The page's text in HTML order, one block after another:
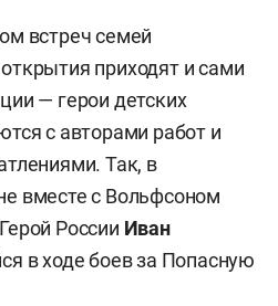
встреч семей
приходят и сами
— герои детских
с авторами работ и
Так, в
вместе с Вольфсоном
России Иван
в ходе боев за Попасную